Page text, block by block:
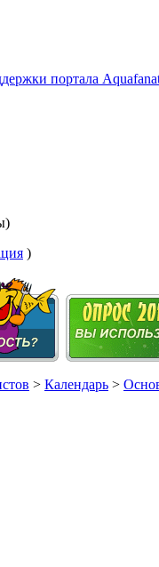
)
> Календарь >